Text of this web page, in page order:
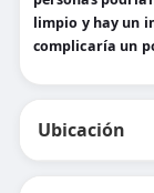
limpio y hay un
complicaría un
Ubicación